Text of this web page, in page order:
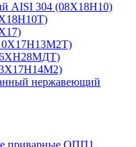
AISI 304 (08Х18Н10)
нержавеющий
приварные ОПП1